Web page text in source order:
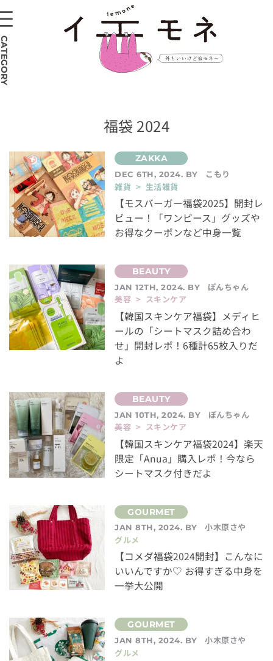
福袋 2024
DEC 6TH, 2024. BY
こもり
雑貨 > 生活雑貨
【モスバーガー福袋2025】開封レ
ビュー！「ワンピース」グッズや
お得なクーポンなど中身一覧
JAN 12TH, 2024. BY
ぽんちゃん
美容 > スキンケア
【韓国スキンケア福袋】メディヒ
ールの「シートマスク詰め合わ
せ」開封レポ！6種計65枚入りだ
よ
JAN 10TH, 2024. BY
ぽんちゃん
美容 > スキンケア
【韓国スキンケア福袋2024】楽天
限定「Anua」購入レポ！今なら
シートマスク付きだよ
JAN 8TH, 2024. BY
小木原さや
グルメ
【コメダ福袋2024開封】こんなに
いいんですか♡ お得すぎる中身を
一挙大公開
JAN 8TH, 2024. BY
小木原さや
グルメ